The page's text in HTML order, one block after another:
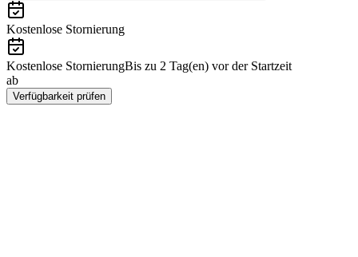
Kostenlose Stornierung
Kostenlose StornierungBis zu 2 Tag(en) vor der Startzeit
ab
Verfügbarkeit prüfen